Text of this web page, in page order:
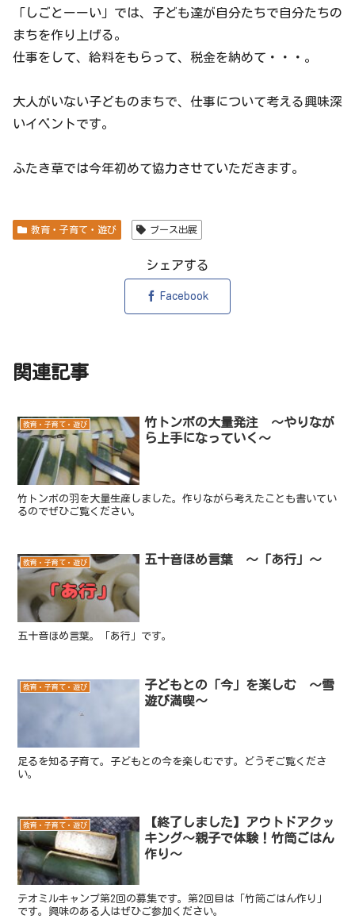
「しごとーーい」では、子ども達が自分たちで自分たちの
まちを作り上げる。
仕事をして、給料をもらって、税金を納めて・・・。
大人がいない子どものまちで、仕事について考える興味深
いイベントです。
ふたき草では今年初めて協力させていただきます。
教育・子育て・遊び ブース出展
シェアする
Facebook
関連記事
教育・子育て・遊び
竹トンボの大量発注 ～やりなが
ら上手になっていく～
竹トンボの羽を大量生産しました。作りながら考えたことも書いてい
るのでぜひご覧ください。
教育・子育て・遊び 五十音ほめ言葉 ～「あ行」～
五十音ほめ言葉。「あ行」です。
教育・子育て・遊び
子どもとの「今」を楽しむ ～雪
遊び満喫～
足るを知る子育て。子どもとの今を楽しむです。どうぞご覧くださ
い。
教育・子育て・遊び
【終了しました】アウトドアクッ
キング～親子で体験！竹筒ごはん
作り～
テオミルキャンプ第2回の募集です。第2回目は「竹筒ごはん作り」
です。興味のある人はぜひご参加ください。